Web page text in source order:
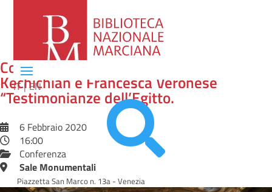
IT EN

Conferenza di Padre Hamazsh
Kechichian e Francesca Veronese
“Testimonianze dell’Egitto.
6 Febbraio 2020
16:00
Conferenza
Sale Monumentali
Piazzetta San Marco n. 13a - Venezia